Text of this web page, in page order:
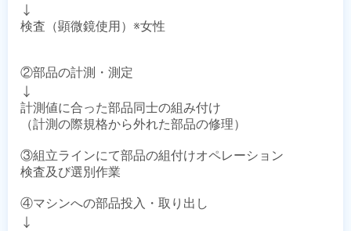
↓
検査（顕微鏡使用）※女性
②部品の計測・測定
↓
計測値に合った部品同士の組み付け
（計測の際規格から外れた部品の修理）
③組立ラインにて部品の組付けオペレーション
検査及び選別作業
④マシンへの部品投入・取り出し
↓